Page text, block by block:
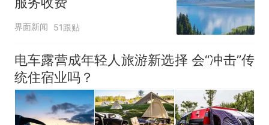
界面新闻 51跟贴
电车露营成年轻人旅游新选择 会“冲击”传
统住宿业吗？